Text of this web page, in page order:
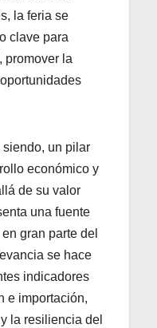
la feria se
clave para
promover la
siendo, un pilar
económico y
de su valor
una fuente
gran parte del
se hace
indicadores
e importación,
la resiliencia del